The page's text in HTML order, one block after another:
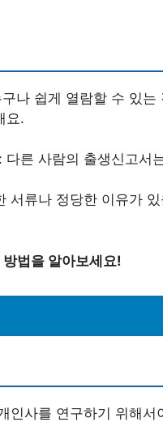
나 쉽게 열람할 수 있
요.
른 사람의 출생신고서
서류나 정당한 이유가
법을 알아보세요!
인사를 연구하기 위해